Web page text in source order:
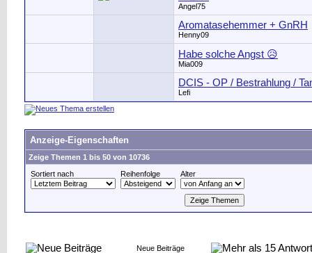
Angel75
Aromatasehemmer + GnRH
Henny09
Habe solche Angst 😥
Mia009
DCIS - OP / Bestrahlung /
Lefi
Anzeige-Eigenschaften
Zeige Themen 1 bis 50 von 10736
Sortiert nach
Reihenfolge Alter
Neue Beiträge